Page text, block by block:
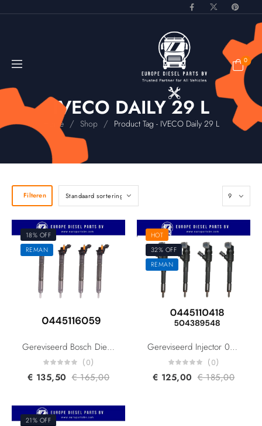
0
IVECO DAILY 29 L
Home / Shop / Product Tag - IVECO Daily 29 L
Filteren
18% OFF
REMAN
Gereviseerd Bosch Diesel Injector 0445116059 0445116019 580540211 504341488 1609848980 For Citroen Fiat Iveco Peugeot 3.00L Euro 5
(0)
€ 135,50 €165,00
HOT
32% OFF
REMAN
Gereviseerd Injector 0445110520 0445110418 1609097280 504389548 5801483286 5801594342 K5801594342 For Fiat Ducato Iveco Daily Citroen Lancia Peugeot 2.3L-3.0L
(0)
€ 125,00 €185,00
21% OFF